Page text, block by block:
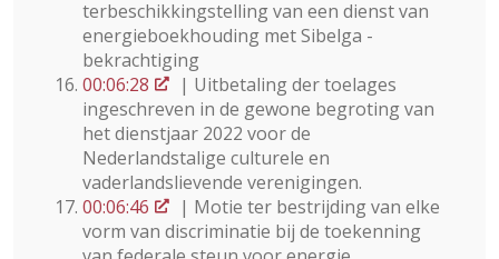
terbeschikkingstelling van een dienst van
energieboekhouding met Sibelga -
bekrachtiging
00:06:28
| Uitbetaling der toelages
ingeschreven in de gewone begroting van
het dienstjaar 2022 voor de
Nederlandstalige culturele en
vaderlandslievende verenigingen.
00:06:46
| Motie ter bestrijding van elke
vorm van discriminatie bij de toekenning